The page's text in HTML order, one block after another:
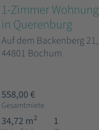
1-Zimmer Wohnung
in Querenburg
Auf dem Backenberg 21,
44801 Bochum
558,00 €
Gesamtmiete
34,72 m2 1